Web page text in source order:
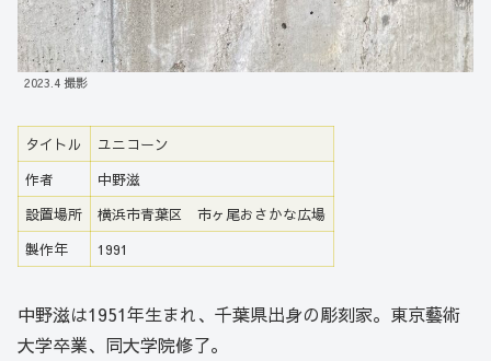
2023.4 撮影
タイトル
ユニコーン
作者
中野滋
設置場所
横浜市青葉区 市ヶ尾おさかな広場
製作年
1991
中野滋は1951年生まれ、千葉県出身の彫刻家。東京藝術
大学卒業、同大学院修了。